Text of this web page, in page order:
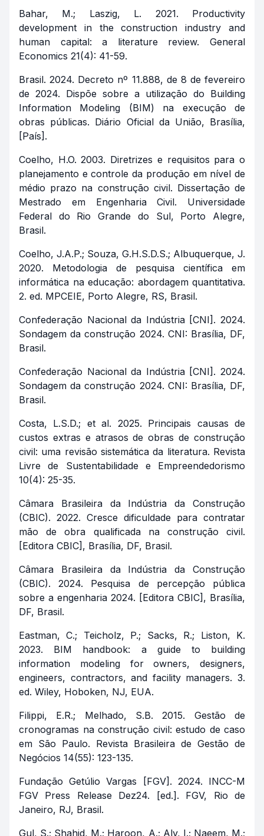
Bahar, M.; Laszig, L. 2021. Productivity
development in the construction industry and
human capital: a literature review. General
Economics 21(4): 41-59.
Brasil. 2024. Decreto nº 11.888, de 8 de fevereiro
de 2024. Dispõe sobre a utilização do Building
Information Modeling (BIM) na execução de
obras públicas. Diário Oficial da União, Brasília,
[País].
Coelho, H.O. 2003. Diretrizes e requisitos para o
planejamento e controle da produção em nível de
médio prazo na construção civil. Dissertação de
Mestrado em Engenharia Civil. Universidade
Federal do Rio Grande do Sul, Porto Alegre,
Brasil.
Coelho, J.A.P.; Souza, G.H.S.D.S.; Albuquerque, J.
2020. Metodologia de pesquisa científica em
informática na educação: abordagem quantitativa.
2. ed. MPCEIE, Porto Alegre, RS, Brasil.
Confederação Nacional da Indústria [CNI]. 2024.
Sondagem da construção 2024. CNI: Brasília, DF,
Brasil.
Confederação Nacional da Indústria [CNI]. 2024.
Sondagem da construção 2024. CNI: Brasília, DF,
Brasil.
Costa, L.S.D.; et al. 2025. Principais causas de
custos extras e atrasos de obras de construção
civil: uma revisão sistemática da literatura. Revista
Livre de Sustentabilidade e Empreendedorismo
10(4): 25-35.
Câmara Brasileira da Indústria da Construção
(CBIC). 2022. Cresce dificuldade para contratar
mão de obra qualificada na construção civil.
[Editora CBIC], Brasília, DF, Brasil.
Câmara Brasileira da Indústria da Construção
(CBIC). 2024. Pesquisa de percepção pública
sobre a engenharia 2024. [Editora CBIC], Brasília,
DF, Brasil.
Eastman, C.; Teicholz, P.; Sacks, R.; Liston, K.
2023. BIM handbook: a guide to building
information modeling for owners, designers,
engineers, contractors, and facility managers. 3.
ed. Wiley, Hoboken, NJ, EUA.
Filippi, E.R.; Melhado, S.B. 2015. Gestão de
cronogramas na construção civil: estudo de caso
em São Paulo. Revista Brasileira de Gestão de
Negócios 14(55): 123-135.
Fundação Getúlio Vargas [FGV]. 2024. INCC-M
FGV Press Release Dez24. [ed.]. FGV, Rio de
Janeiro, RJ, Brasil.
Gul, S.; Shahid, M.; Haroon, A.; Aly, I.; Naeem, M.;